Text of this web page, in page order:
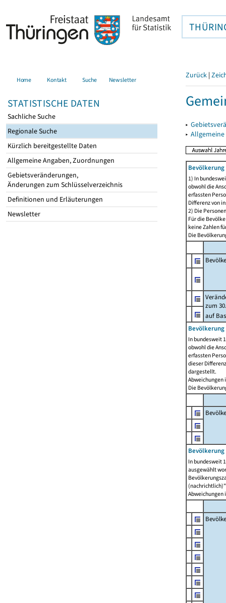
Home Kontakt Suche Newsletter
STATISTISCHE DATEN
Sachliche Suche
Regionale Suche
Kürzlich bereitgestellte Daten
Allgemeine Angaben, Zuordnungen
Gebietsveränderungen,
Änderungen zum Schlüsselverzeichnis
Definitionen und Erläuterungen
Newsletter
Zurück |
▸
▸
1) In
obwohl die
erfassten
Differenz von
2) Die
Für die
keine Zahlen
Die
zum
auf
Bevölkerung
In bundesweit
obwohl die
erfassten
dieser
dargestellt.
Abweichungen
Die
In bundesweit
ausgewählt
Abweichungen